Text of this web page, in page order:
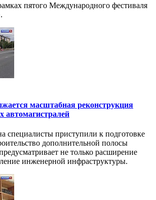
пятого Международного фестиваля
масштабная реконструкция
автомагистралей
специалисты приступили к подготовке
дополнительной полосы
не только расширение
инженерной инфраструктуры.